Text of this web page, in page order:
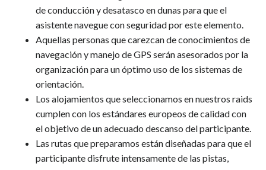
de conducción y desatasco en dunas para que el
asistente navegue con seguridad por este elemento.
Aquellas personas que carezcan de conocimientos de
navegación y manejo de GPS serán asesorados por la
organización para un óptimo uso de los sistemas de
orientación.
Los alojamientos que seleccionamos en nuestros raids
cumplen con los estándares europeos de calidad con
el objetivo de un adecuado descanso del participante.
Las rutas que preparamos están diseñadas para que el
participante disfrute intensamente de las pistas,